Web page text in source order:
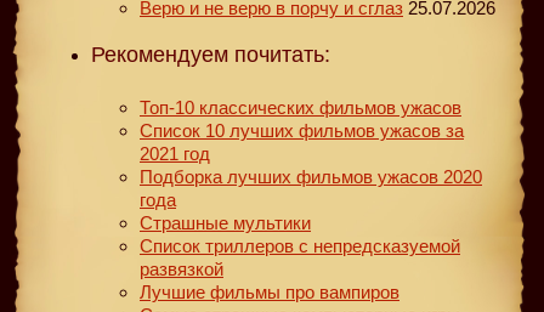
Верю и не верю в порчу и сглаз 25.07.2026
Рекомендуем почитать:
Топ-10 классических фильмов ужасов
Список 10 лучших фильмов ужасов за
2021 год
Подборка лучших фильмов ужасов 2020
года
Страшные мультики
Список триллеров с непредсказуемой
развязкой
Лучшие фильмы про вампиров